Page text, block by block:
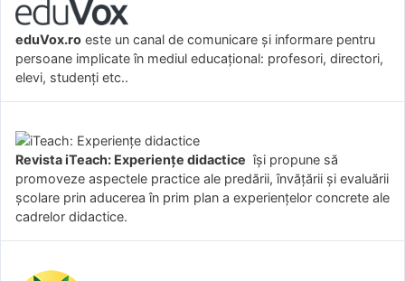
eduVox.ro este un canal de comunicare și informare pentru
persoane implicate în mediul educațional: profesori, directori,
elevi, studenți etc..
Revista iTeach: Experienţe didactice îşi propune să
promoveze aspectele practice ale predării, învăţării şi evaluării
şcolare prin aducerea în prim plan a experienţelor concrete ale
cadrelor didactice.